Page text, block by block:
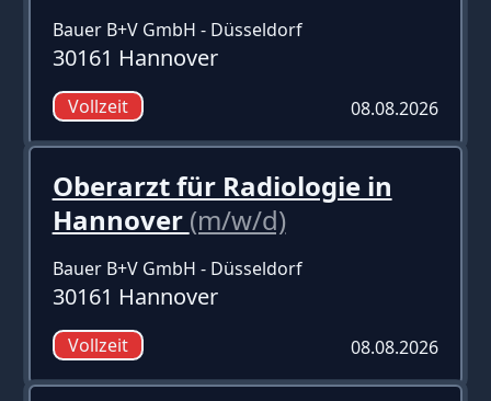
Bauer B+V GmbH - Düsseldorf
30161 Hannover
Vollzeit 08.08.2026
Oberarzt für Radiologie in
Hannover (m/w/d)
Bauer B+V GmbH - Düsseldorf
30161 Hannover
Vollzeit 08.08.2026